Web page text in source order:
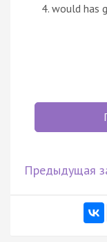
would has
Предыдущая